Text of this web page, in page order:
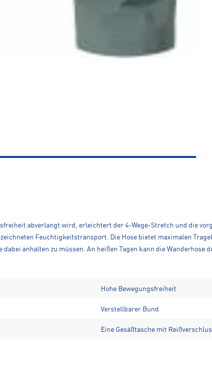
abverlangt wird, erleichtert der 4-Wege-Stretch und die
Feuchtigkeitstransport. Die Hose bietet maximalen
anhalten zu müssen. An heißen Tagen kann die
Hohe Bewegungsfreiheit
Verstellbarer Bund
Eine Gesäßtasche mit